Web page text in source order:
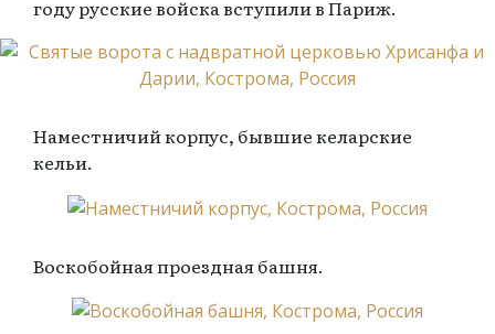
году русские войска вступили в Париж.
Наместничий корпус, бывшие келарские
кельи.
Воскобойная проездная башня.